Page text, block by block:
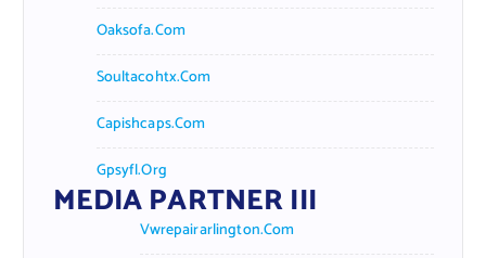
Oaksofa.com
Soultacohtx.com
Capishcaps.com
Gpsyfl.org
MEDIA PARTNER III
Vwrepairarlington.com